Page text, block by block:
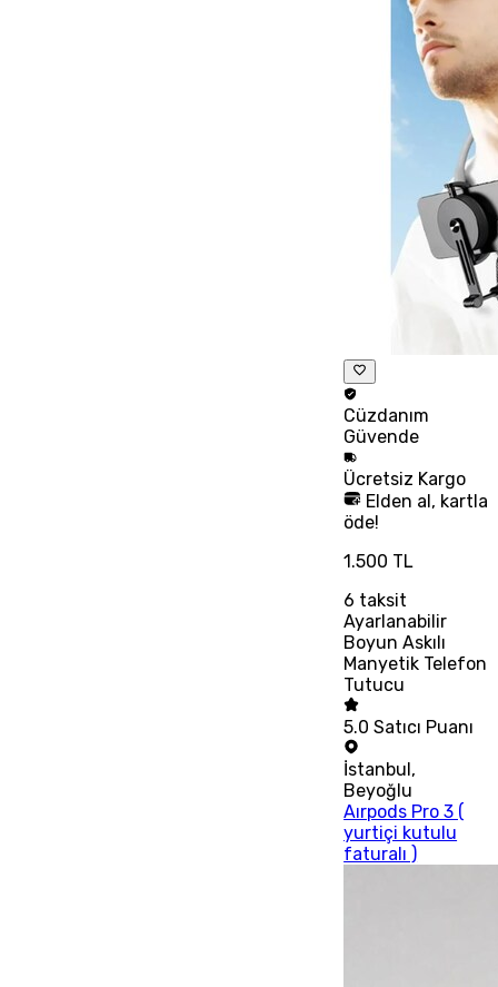
Cüzdanım
Güvende
Ücretsiz Kargo
Elden al, kartla
öde!
1.500 TL
6 taksit
Ayarlanabilir
Boyun Askılı
Manyetik Telefon
Tutucu
5.0 Satıcı Puanı
İstanbul,
Beyoğlu
Aırpods Pro 3 (
yurtiçi kutulu
faturalı )